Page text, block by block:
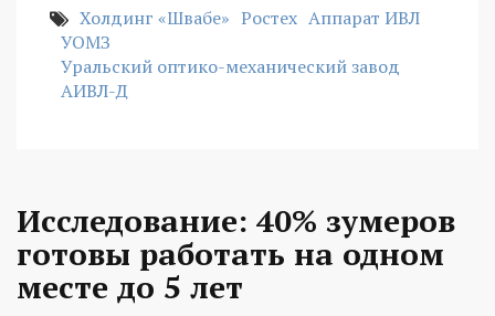
Холдинг «Швабе» Ростех Аппарат ИВЛ
УОМЗ
Уральский оптико-механический завод
АИВЛ-Д
Исследование: 40% зумеров
готовы работать на одном
месте до 5 лет